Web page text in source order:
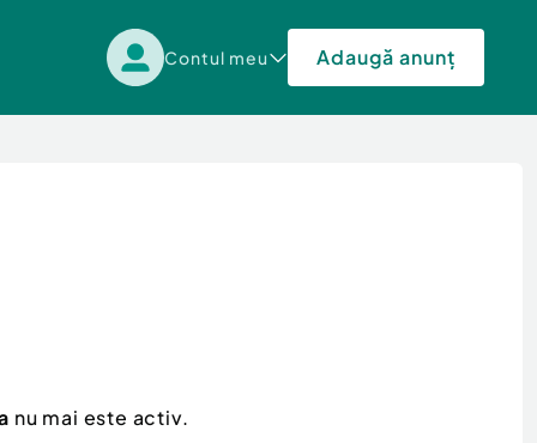
Contul meu Adaugă anunț
nu mai este activ.